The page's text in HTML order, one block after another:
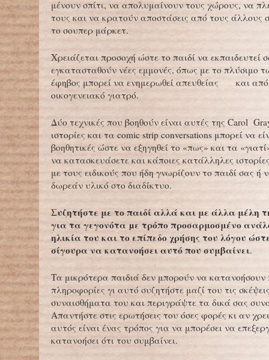
μένουν σπίτι, να απολυμαίνουν τους χώρους, να
τους και να κρατούν αποστάσεις από τους άλλους
το σουπερ μάρκετ.
Χρειάζεται προσοχή ώστε το παιδί να εκπαιδευτεί
εγκατασταθούν νέες εμμονές, όπως με το πλύσιμο
έφηβος μπορεί να ενημερωθεί απευθείας και
οικογενειακό γιατρό.
Δύο τεχνικές που βοηθούν είναι αυτές της Carol
ιστορίες και τα comic strip conversations μπορεί να
βοηθητικές ώστε να εξηγηθεί το «πως» και τα
να κατασκευάσετε και κάποιες κατάλληλες
με τους ειδικούς που ήδη γνωρίζουν το παιδί σας ή
δωρεάν υλικό στο διαδίκτυο.
Συζητήστε με το παιδί αλλά και με άλλα μέλη
για τα γεγονότα µε τρόπο προσαρμοσμένο
ηλικία του και το επίπεδο χρήσης του λόγου
σίγουρα να κατανοήσει αυτό που συμβαίνει.
Τα μικρότερα παιδιά δεν μπορούν να κατανοήσουν
πληροφορίες γι αυτό συζητήστε μαζί του τις
συναισθήματα του και περιγράψτε τα δικά σας
Απαντήστε στις ερωτήσεις του όσες φορές κι αν
αυτός είναι ένας τρόπος για να μπορέσει να
κατανοήσει ότι του συμβαίνει.